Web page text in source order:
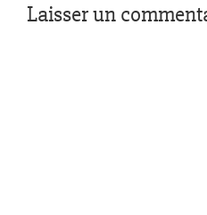
Laisser un